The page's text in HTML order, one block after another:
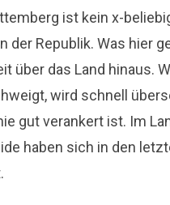
ist kein x-
der Republik. Was hier
über das Land hinaus.
wird schnell
gut verankert ist. Im
haben sich in den